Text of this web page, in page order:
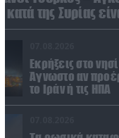
κατά της Συρίας
εμάς»
Εκρήξεις στο
Άγνωστο αν
το Ιράν ή τις ΗΠΑ